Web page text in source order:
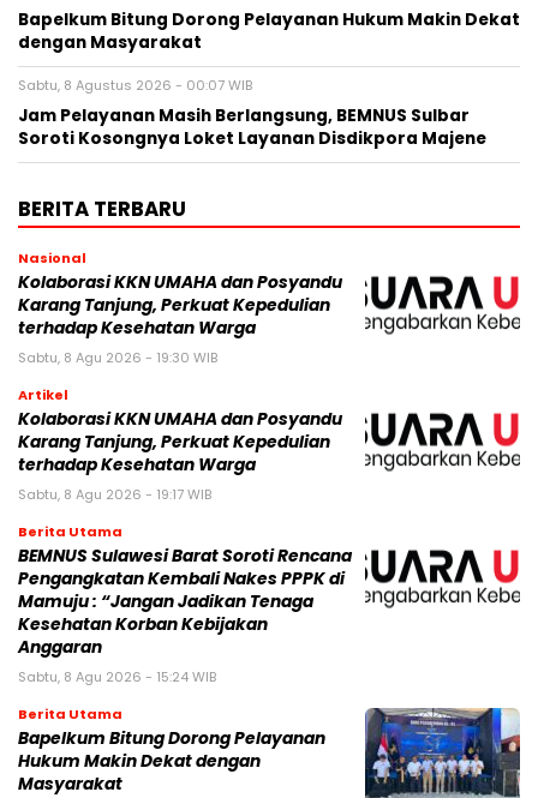
Bapelkum Bitung Dorong Pelayanan Hukum Makin Dekat
dengan Masyarakat
Sabtu, 8 Agustus 2026 - 00:07 WIB
Jam Pelayanan Masih Berlangsung, BEMNUS Sulbar
Soroti Kosongnya Loket Layanan Disdikpora Majene
BERITA TERBARU
Nasional
Kolaborasi KKN UMAHA dan Posyandu
Karang Tanjung, Perkuat Kepedulian
terhadap Kesehatan Warga
Sabtu, 8 Agu 2026 - 19:30 WIB
Artikel
Kolaborasi KKN UMAHA dan Posyandu
Karang Tanjung, Perkuat Kepedulian
terhadap Kesehatan Warga
Sabtu, 8 Agu 2026 - 19:17 WIB
Berita Utama
BEMNUS Sulawesi Barat Soroti Rencana
Pengangkatan Kembali Nakes PPPK di
Mamuju : “Jangan Jadikan Tenaga
Kesehatan Korban Kebijakan
Anggaran
Sabtu, 8 Agu 2026 - 15:24 WIB
Berita Utama
Bapelkum Bitung Dorong Pelayanan
Hukum Makin Dekat dengan
Masyarakat